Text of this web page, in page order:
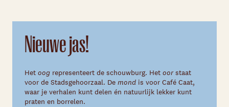
Nieuwe jas!
Het oog representeert de schouwburg. Het oorstaat
voor de Stadsgehoorzaal. De mond is voor Café Caat,
waar je verhalen kunt delen én natuurlijk lekker kunt
praten en borrelen.